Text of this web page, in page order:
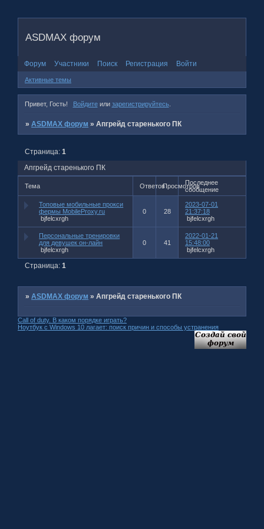
ASDMAX форум
Форум Участники Поиск Регистрация Войти
Активные темы
Привет, Гость! Войдитеили зарегистрируйтесь.
»ASDMAX форум »Апгрейд старенького ПК
Апгрейд старенького ПК
Страница:1
Тема ОтветовПросмотровПоследнее
сообщение
Топовые мобильные прокси
фермы MobileProxy.ru
bjfelcxrgh
0 28
2023-07-01
21:37:18
bjfelcxrgh
Персональные тренировки
для девушек он-лайн
bjfelcxrgh
0 41
2022-01-21
15:48:00
bjfelcxrgh
Страница:1
»ASDMAX форум »Апгрейд старенького ПК
Call of duty. В каком порядке играть?
Ноутбук с Windows 10 лагает: поиск причин и способы устранения